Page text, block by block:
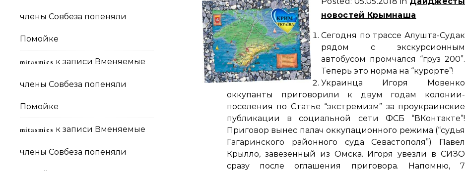
члены Совбеза попеняли
Помойке
mitasmies к записи Вменяемые
члены Совбеза попеняли
Помойке
mitasmies к записи Вменяемые
члены Совбеза попеняли
новостей Крымнаша
Сегодня по трассе Алушта-Судак
рядом с экскурсионным
автобусом промчался “груз 200”.
Теперь это норма на “курорте”!
Украинца Игоря Мовенко
оккупанты приговорили к двум годам колонии-
поселения по Статье “экстремизм” за проукраинские
публикации в социальной сети ФСБ “ВКонтакте”!
Приговор вынес палач оккупационного режима (“судья
Гагаринского районного суда Севастополя”) Павел
Крылло, завезённый из Омска. Игоря увезли в СИЗО
сразу после оглашения приговора. Напомню, 7